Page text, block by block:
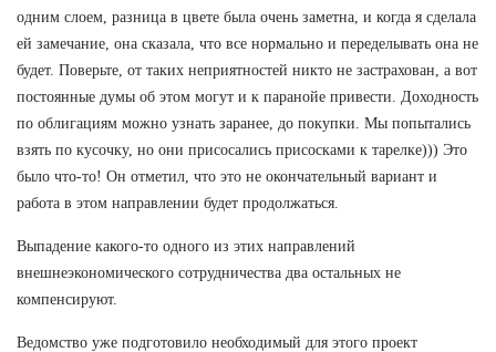
одним слоем, разница в цвете была очень заметна, и когда я сделала
ей замечание, она сказала, что все нормально и переделывать она не
будет. Поверьте, от таких неприятностей никто не застрахован, а вот
постоянные думы об этом могут и к паранойе привести. Доходность
по облигациям можно узнать заранее, до покупки. Мы попытались
взять по кусочку, но они присосались присосками к тарелке))) Это
было что-то! Он отметил, что это не окончательный вариант и
работа в этом направлении будет продолжаться.
Выпадение какого-то одного из этих направлений
внешнеэкономического сотрудничества два остальных не
компенсируют.
Ведомство уже подготовило необходимый для этого проект